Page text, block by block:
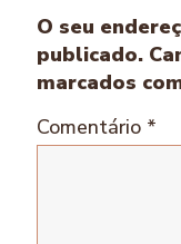
O seu
publicado.
marcados
Comentário *